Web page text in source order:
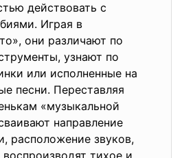
действовать с
Играя в
они различают по
узнают по
или исполненные на
песни. Переставляя
«музыкальной
направление
расположение звуков,
тихое и